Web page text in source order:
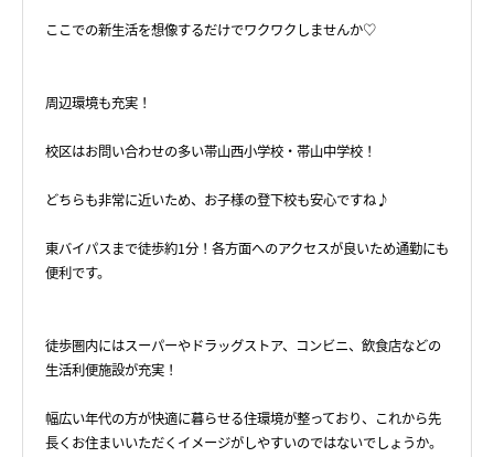
ここでの新生活を想像するだけでワクワクしませんか♡
周辺環境も充実！
校区はお問い合わせの多い帯山西小学校・帯山中学校！
どちらも非常に近いため、お子様の登下校も安心ですね♪
東バイパスまで徒歩約1分！各方面へのアクセスが良いため通勤にも
便利です。
徒歩圏内にはスーパーやドラッグストア、コンビニ、飲食店などの
生活利便施設が充実！
幅広い年代の方が快適に暮らせる住環境が整っており、これから先
長くお住まいいただくイメージがしやすいのではないでしょうか。